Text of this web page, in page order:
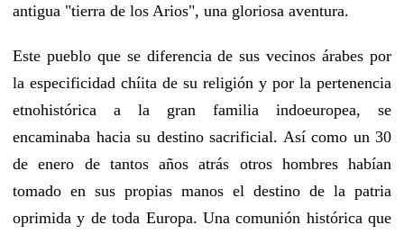
antigua "tierra de los Arios", una gloriosa aventura.
Este pueblo que se diferencia de sus vecinos árabes por
la especificidad chíita de su religión y por la pertenencia
etnohistórica a la gran familia indoeuropea, se
encaminaba hacia su destino sacrificial. Así como un 30
de enero de tantos años atrás otros hombres habían
tomado en sus propias manos el destino de la patria
oprimida y de toda Europa. Una comunión histórica que